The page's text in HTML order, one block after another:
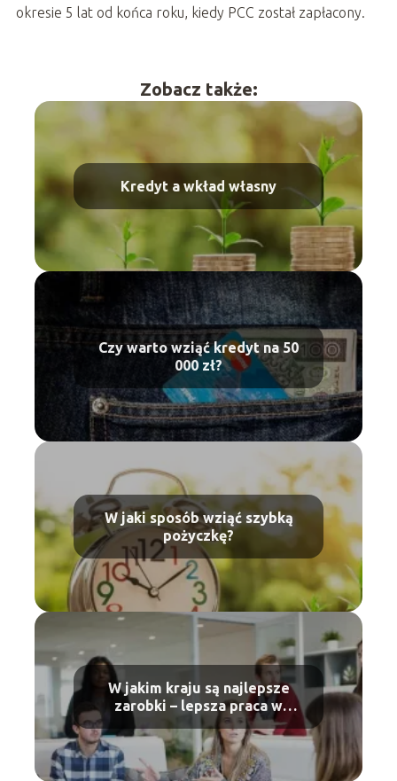
okresie 5 lat od końca roku, kiedy PCC został zapłacony.
Zobacz także:
Kredyt a wkład własny
Czy warto wziąć kredyt na 50
000 zł?
W jaki sposób wziąć szybką
pożyczkę?
W jakim kraju są najlepsze
zarobki – lepsza praca w
Holandii czy w Niemczech?